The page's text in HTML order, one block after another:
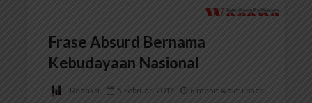
Frase Absurd Bernama
Kebudayaan Nasional
Redaksi 5 Februari 2012 6 menit waktu baca